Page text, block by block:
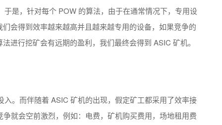
是，针对每个 POW 的算法，由于在通常情况下，专用设
会得到效率越来越高并且越来越专用的设备，如果竞争的
进行挖矿会有远期的盈利，我们最终会得到 ASIC 矿机。
。而伴随着 ASIC 矿机的出现，假定矿工都采用了效率接
就会空前激烈，例如：电费，矿机购买费用，场地租用费